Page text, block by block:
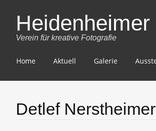
Verein für kreative Fotografie
Skip
content
Home Aktuell Galerie
Detlef